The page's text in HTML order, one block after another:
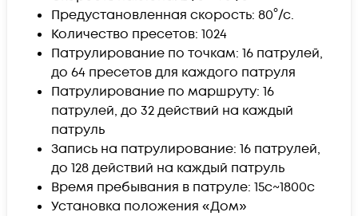
Предустановленная скорость: 80°/с.
Количество пресетов: 1024
Патрулирование по точкам: 16 патрулей,
до 64 пресетов для каждого патруля
Патрулирование по маршруту: 16
патрулей, до 32 действий на каждый
патруль
Запись на патрулирование: 16 патрулей,
до 128 действий на каждый патруль
Время пребывания в патруле: 15с~1800с
Установка положения «Дом»